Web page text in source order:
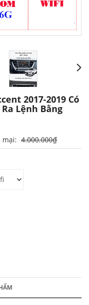
2017-2019 Có
Lệnh Bằng
mại: 4.000.000₫